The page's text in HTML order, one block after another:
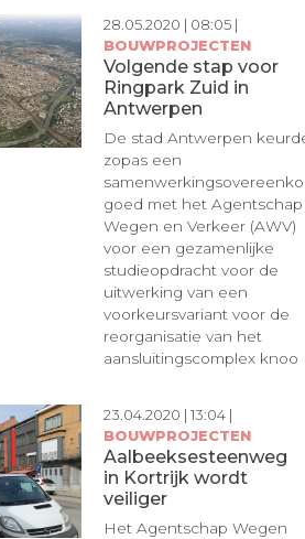
28.05.2020 | 08:05 |
BOUWPROJECTEN
Volgende stap voor
Ringpark Zuid in
Antwerpen
De stad Antwerpen
zopas een
goed met het Agentschap
Wegen en Verkeer (AWV)
voor een gezamenlijke
studieopdracht voor de
uitwerking van een
voorkeursvariant voor de
reorganisatie van het
aansluitingscomplex knoo
23.04.2020 | 13:04 |
BOUWPROJECTEN
Aalbeeksesteenweg
in Kortrijk wordt
veiliger
Het Agentschap Wegen